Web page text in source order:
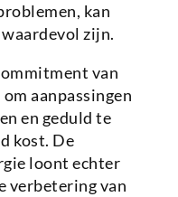
kan
zijn.
van
aanpassingen
en geduld te
kost. De
loont echter
verbetering van